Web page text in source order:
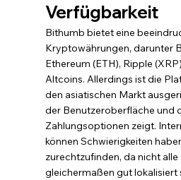
Verfügbarkeit
Bithumb bietet eine
Kryptowährungen, darunter
Ethereum (ETH), Ripple
Altcoins. Allerdings ist die
den asiatischen Markt
der Benutzeroberfläche und
Zahlungsoptionen zeigt.
können Schwierigkeiten
zurechtzufinden, da nicht alle
gleichermaßen gut lokalisiert